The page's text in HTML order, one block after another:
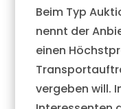
Beim Typ
nennt der
einen
vergeben will.